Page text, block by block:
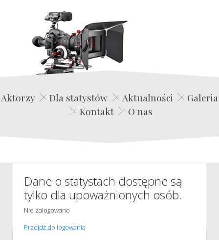
Edwin Film Agencja Aktorska
Aktorzy Dla statystów Aktualności
Galeria
Kontakt
O nas
Dane o statystach dostępne są
tylko dla upoważnionych osób.
Nie zalogowano
Przejdź do logowania